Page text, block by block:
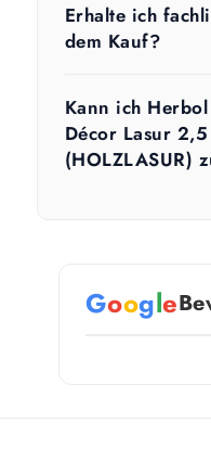
Erhalte ich
dem Kauf?
Kann ich
Décor Lasur
(HOLZLASUR)
Google